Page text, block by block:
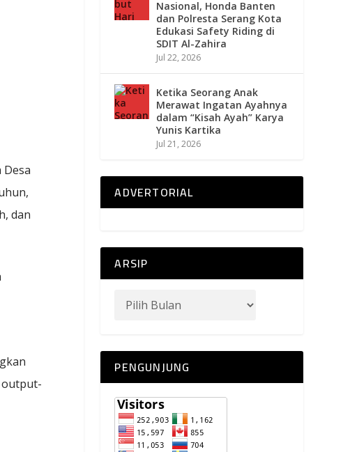
dan
output-
Nasional, Honda Banten
dan Polresta Serang Kota
Edukasi Safety Riding di
SDIT Al-Zahira
Jul 22, 2026
Ketika Seorang Anak
Merawat Ingatan Ayahnya
dalam “Kisah Ayah” Karya
Yunis Kartika
Jul 21, 2026
ADVERTORIAL
ARSIP
PENGUNJUNG